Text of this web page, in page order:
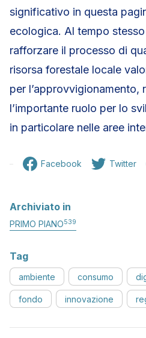
significativo in questa
ecologica. Al tempo
rafforzare il processo di
risorsa forestale locale
per l’approvvigionamento,
l’importante ruolo per lo
in particolare nelle aree
Facebook Twitter
Archiviato in
PRIMO PIANO539
Tag
ambiente consumo
fondo innovazione